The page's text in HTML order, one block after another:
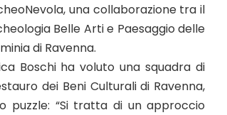
una collaborazione tra il
Belle Arti e Paesaggio delle
di Ravenna.
Boschi ha voluto una squadra di
dei Beni Culturali di Ravenna,
puzzle: “Si tratta di un approccio